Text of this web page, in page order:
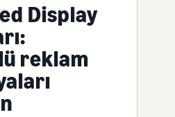
Display
reklam